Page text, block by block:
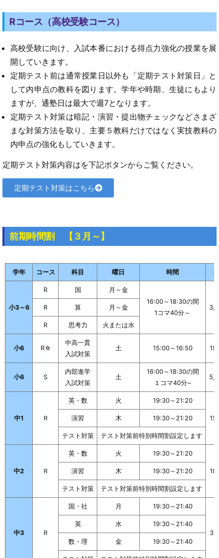
Rコース（高校受験コース）
高校受験に向け、入試本番における得点力強化の授業を展
開していきます。
定期テスト前は通常授業日以外も「定期テスト対策日」と
して内申点の教科を図ります。学年や時期、生徒にもより
ますが、通塾日は最大で週7となります。
定期テスト対策は暗記・演習・提出物チェックなどさまざ
まな対策方法を取り、主要５教科だけではなく実技教科の
内申点の強化もしていきます。
定期テスト対策内容はを下記ボタンからご覧ください。
定期テスト対策はこちら
前期時間割 【３月～】
学年 コース 科目 曜日 時間
小3～6
R 国
月～金
16:00～18:30の間
1コマ40分～
R 算 月～金
R 思考力 火または水
小6 R☆
中高一貫
入試対策
土 15:00～16:50
小6 S
内部進学
入試対策
土
16:00～18:30の間
１コマ40分~
中1 Ｒ
英・数 火 19:30～21:20
演習 木 19:30～21:20
テスト対策 テスト対策前特別時間割設定します
中2 Ｒ
英・数 火 19:30～21:20
演習 木 19:30～21:20
テスト対策 テスト対策前特別時間割設定します
中3 Ｒ
国・社 月 19:30～21:40
英 水 19:30～21:40
数・理 金 19:30～21:40